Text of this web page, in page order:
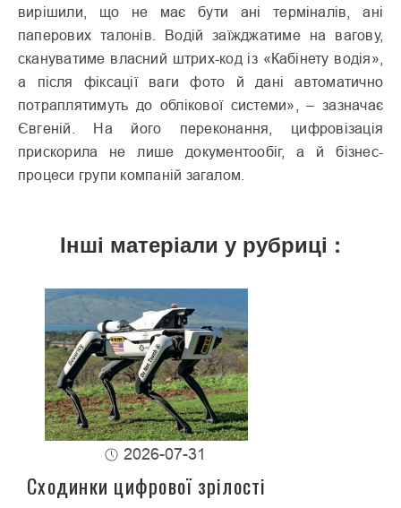
вирішили, що не має бути ані терміналів, ані
паперових талонів. Водій заїжджатиме на вагову,
скануватиме власний штрих-код із «Кабінету водія»,
а після фіксації ваги фото й дані автоматично
потраплятимуть до облікової системи», – зазначає
Євгеній. На його переконання, цифровізація
прискорила не лише документообіг, а й бізнес-
процеси групи компаній загалом.
Інші матеріали у рубриці :
2026-07-31
Сходинки цифрової зрілості